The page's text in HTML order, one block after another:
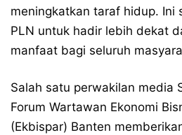
meningkatkan taraf hidup. Ini
PLN untuk hadir lebih dekat
manfaat bagi seluruh
Salah satu perwakilan media
Forum Wartawan Ekonomi
(Ekbispar) Banten